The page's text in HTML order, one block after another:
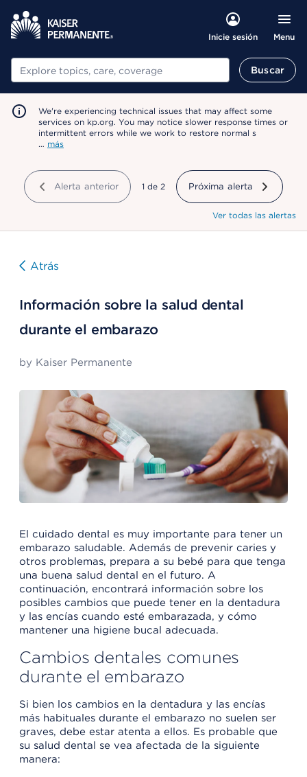
Inicie sesión Menu
Buscar Buscar
We're experiencing technical issues that may affect some
services on kp.org. You may notice slower response times or
intermittent errors while we work to restore normal s
… más
Alerta anterior mostrando
1 de 2 Próxima alerta
Ver todas las alertas
Atrás
Información sobre la salud dental
durante el embarazo
by Kaiser Permanente
El cuidado dental es muy importante para tener un
embarazo saludable. Además de prevenir caries y
otros problemas, prepara a su bebé para que tenga
una buena salud dental en el futuro. A
continuación, encontrará información sobre los
posibles cambios que puede tener en la dentadura
y las encías cuando esté embarazada, y cómo
mantener una higiene bucal adecuada.
Cambios dentales comunes
durante el embarazo
Si bien los cambios en la dentadura y las encías
más habituales durante el embarazo no suelen ser
graves, debe estar atenta a ellos. Es probable que
su salud dental se vea afectada de la siguiente
manera: